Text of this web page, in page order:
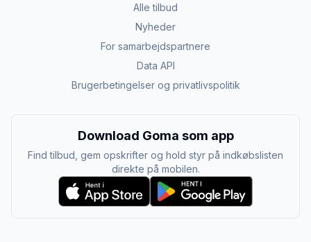
Alle tilbud
Nyheder
For samarbejdspartnere
Data API
Brugerbetingelser og privatlivspolitik
Download Goma som app
Find tilbud, gem opskrifter og hold styr på indkøbslisten
direkte på mobilen.